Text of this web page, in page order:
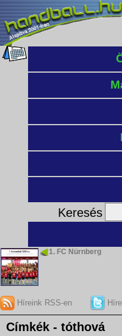
Keresés
1. FC Nürnberg
Híreink RSS-en
Címkék - tóthová